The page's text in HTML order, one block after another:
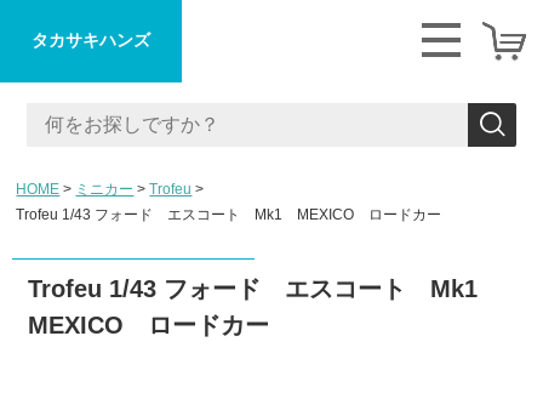
タカサキハンズ
HOME ミニカー
Trofeu
Trofeu 1/43 フォード エスコート Mk1 MEXICO ロードカー
Trofeu 1/43 フォード エスコート Mk1
MEXICO ロードカー